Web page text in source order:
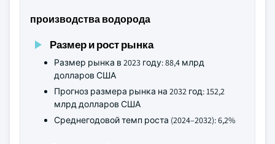
производства водорода
Размер и рост рынка
Размер рынка в 2023 году: 88,4 млрд
долларов США
Прогноз размера рынка на 2032 год: 152,2
млрд долларов США
Среднегодовой темп роста (2024–2032): 6,2%